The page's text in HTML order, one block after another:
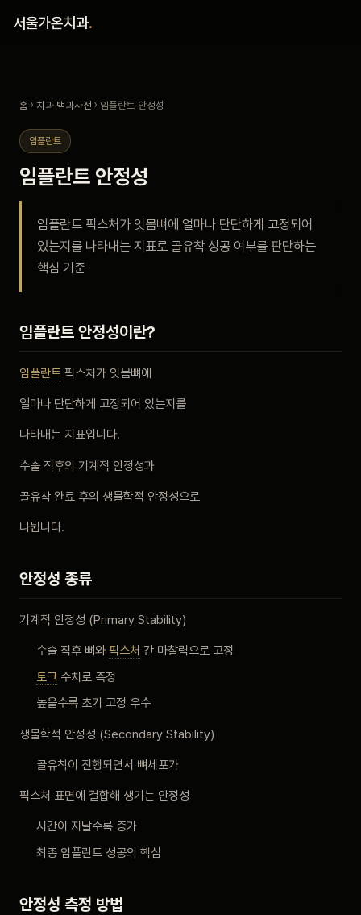
서울가온치과.
진료 안내
안내
블로그
비포 애프터
공지사항
치과 백과사전
자주 묻는 질문
홈 › 치과 백과사전 › 임플란트 안정성
임플란트
임플란트 안정성
임플란트 픽스처가 잇몸뼈에 얼마나 단단하게 고정되어
있는지를 나타내는 지표로 골유착 성공 여부를 판단하는
핵심 기준
임플란트 안정성이란?
임플란트 픽스처가 잇몸뼈에
얼마나 단단하게 고정되어 있는지를
나타내는 지표입니다.
수술 직후의 기계적 안정성과
골유착 완료 후의 생물학적 안정성으로
나뉩니다.
안정성 종류
기계적 안정성 (Primary Stability)
수술 직후 뼈와 픽스처 간 마찰력으로 고정
토크수치로 측정
높을수록 초기 고정 우수
생물학적 안정성 (Secondary Stability)
골유착이 진행되면서 뼈세포가
픽스처 표면에 결합해 생기는 안정성
시간이 지날수록 증가
최종 임플란트 성공의 핵심
안정성 측정 방법